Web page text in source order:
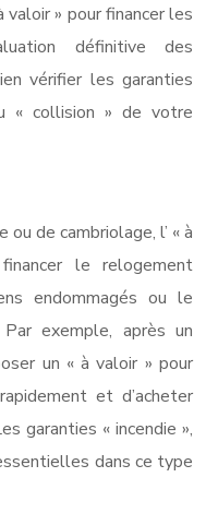
valoir » pour financer les
définitive des
vérifier les garanties
« collision » de votre
ou de cambriolage, l’ « à
le relogement
endommagés ou le
exemple, après un
un « à valoir » pour
et d’acheter
garanties « incendie »,
dans ce type